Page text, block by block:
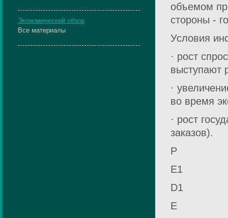
объемом
стороны -
Условия
· рост
выступают
·
во время
· рост
заказов).
Р
E1
D1
E
Экономический обзор
Все материалы